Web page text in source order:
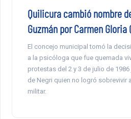
Quilicura cambió nombre
Guzmán por Carmen Gloria
El concejo municipal tomó la
a la psicóloga que fue quemada
protestas del 2 y 3 de julio de
de Negri quien no logró sobrevivir
militar.